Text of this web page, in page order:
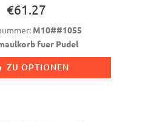
€61.27
M10##1055
fuer Pudel
ZU OPTIONEN